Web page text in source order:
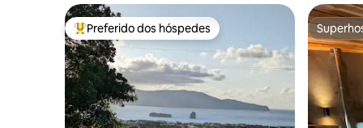
Entre os melhores preferidos dos hóspedes
Preferido dos hóspedes